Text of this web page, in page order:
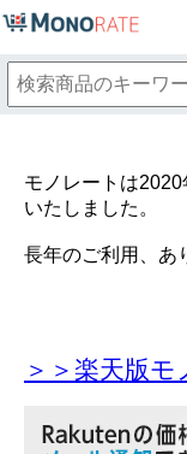
モノレートは
いたしました。
長年のご利用、あ
＞＞楽天版